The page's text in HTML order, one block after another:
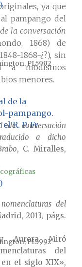
ya que
pampango del
la conversación
1868) de
1868-¿?), sin
a modismos
menores.
de conversación
a dicho
, C. Miralles,
del
2013, págs.
Aurora Miró
del
el siglo XIX»,
PL5992
de la
pampango.
R. P. Fr.
PL5992